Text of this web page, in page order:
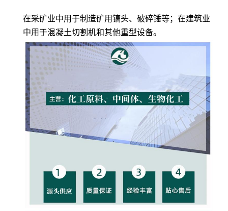
在采矿业中用于制造矿用镐头、破碎锤等；在建筑业
中用于混凝土切割机和其他重型设备。